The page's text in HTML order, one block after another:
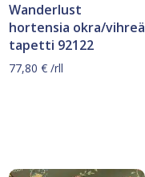
Wanderlust
hortensia okra/vihreä
tapetti 92122
77,80 €/rll